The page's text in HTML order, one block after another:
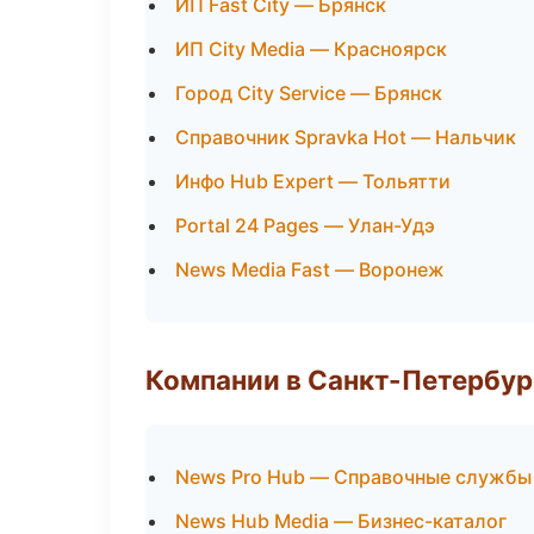
ИП Fast City — Брянск
ИП City Media — Красноярск
Город City Service — Брянск
Справочник Spravka Hot — Нальчик
Инфо Hub Expert — Тольятти
Portal 24 Pages — Улан-Удэ
News Media Fast — Воронеж
Компании в Санкт-
News Pro Hub — Справочные службы
News Hub Media — Бизнес-каталог